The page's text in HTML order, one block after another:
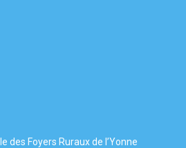
des Foyers Ruraux de l’Yonne